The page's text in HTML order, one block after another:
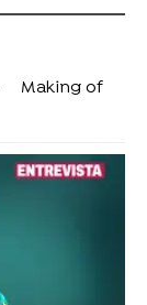
Making of